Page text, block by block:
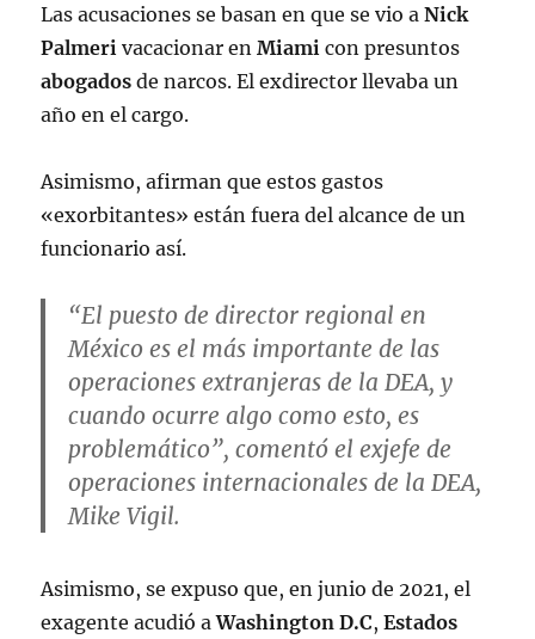
a record flow of cocaine, heroin &
fentanyl across the Southern border
https://t.co/ZvmpnPlGuw
pic.twitter.com/bpY5N6Zab6
— Prodigal (@ProdigalThe3rd)
January 28, 2023
Las acusaciones se basan en que se vio aNick
Palmeri vacacionar enMiamicon presuntos
abogadosde narcos. El exdirector llevaba un
año en el cargo.
Asimismo, afirman que estos gastos
«exorbitantes» están fuera del alcance de un
funcionario así.
“El puesto de director regional en
México es el más importante de las
operaciones extranjeras de la DEA, y
cuando ocurre algo como esto, es
problemático”, comentó el exjefe de
operaciones internacionales de la DEA,
Mike Vigil.
Asimismo, se expuso que, en junio de 2021, el
exagente acudió aWashington D.C,Estados